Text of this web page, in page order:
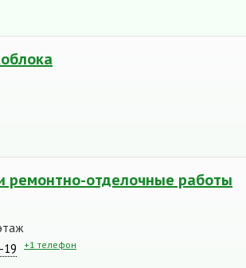
ремонтно-отделочные работы
19 +1 телефон